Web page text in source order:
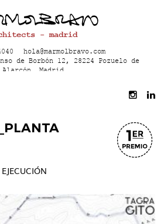
- madrid
hola@marmolbravo.com
de Borbón 12, 28224 Pozuelo de
Alarcón, Madrid